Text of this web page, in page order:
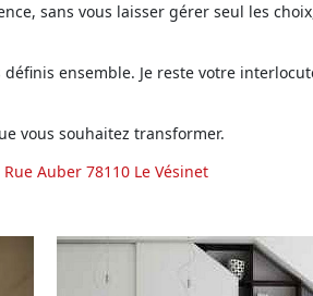
sans vous laisser gérer seul les
ensemble. Je reste votre
vous souhaitez transformer.
Rue Auber 78110 Le Vésinet